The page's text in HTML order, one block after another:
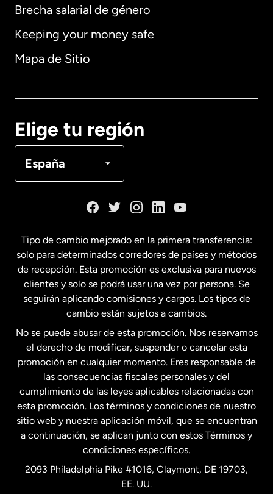
Brecha salarial de género
Keeping your money safe
Mapa de Sitio
Elige tu región
España
Alemania
Français
Estados Unidos English
Estados Unidos Español
Francia
Malasia
Nueva Zelanda
Países Bajos
Tipo de cambio mejorado en la primera transferencia:
solo para determinados corredores de países y métodos
de recepción. Esta promoción es exclusiva para nuevos
clientes y solo se podrá usar una vez por persona. Se
seguirán aplicando comisiones y cargos. Los tipos de
cambio están sujetos a cambios.
No se puede abusar de esta promoción. Nos reservamos
el derecho de modificar, suspender o cancelar esta
promoción en cualquier momento. Eres responsable de
las consecuencias fiscales personales y del
cumplimiento de las leyes aplicables relacionadas con
esta promoción. Los términos y condiciones de nuestro
sitio web y nuestra aplicación móvil, que se encuentran
a continuación, se aplican junto con estos Términos y
condiciones específicos.
2093 Philadelphia Pike #1016, Claymont, DE 19703,
EE. UU.